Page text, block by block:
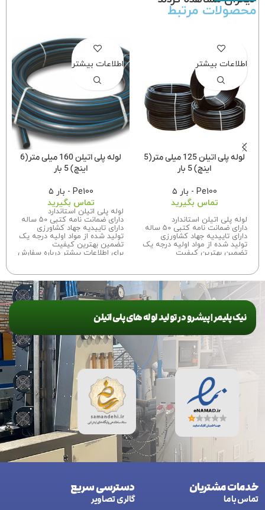
محصولات مرتبط
لوله پلی اتیلن 125 میلی متر(5
اینچ) 5 بار
Pe100 - بار ۵
تماس بگیرید
لوله پلی اتیلن استاندارد
دارای ضمانت نامه کتبی 50 ساله
دارای تاییدیه جهاد کشاورزی
تولید شده از مواد اولیه درجه یک
تضمین بهترین کیفیت
اطلاعات بیشتر
لوله پلی اتیلن 160 میلی متر(6
اینچ) 5 بار
Pe100 - بار ۵
تماس بگیرید
لوله پلی اتیلن استاندارد
دارای ضمانت نامه کتبی 50 ساله
دارای تاییدیه جهاد کشاورزی
تولید شده از مواد اولیه درجه یک
تضمین بهترین کیفیت
برای اطلاعات بیشتر درباره سفارش
اطلاعات بیشتر
نیک پلیمر | پیشرو در تولید لوله های پلی اتیلن
خدمات مشتریان
تماس با ما
دسترسی سریع
گالری تصاویر